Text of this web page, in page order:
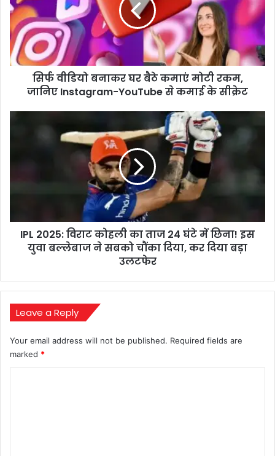
बैठे
कमाएं
मोटी
रकम,
जानिए
Instagram-
YouTube
सिर्फ वीडियो बनाकर घर बैठे कमाएं मोटी रकम,
जानिए Instagram-YouTube से कमाई के सीक्रेट
में
छिना!
ने
चौंका
दिया,
कर
IPL 2025: विराट कोहली का ताज 24 घंटे में छिना! इस
युवा बल्लेबाज ने सबको चौंका दिया, कर दिया बड़ा
उलटफेर
Leave a Reply
Your email address will not be published. Required fields are
marked *